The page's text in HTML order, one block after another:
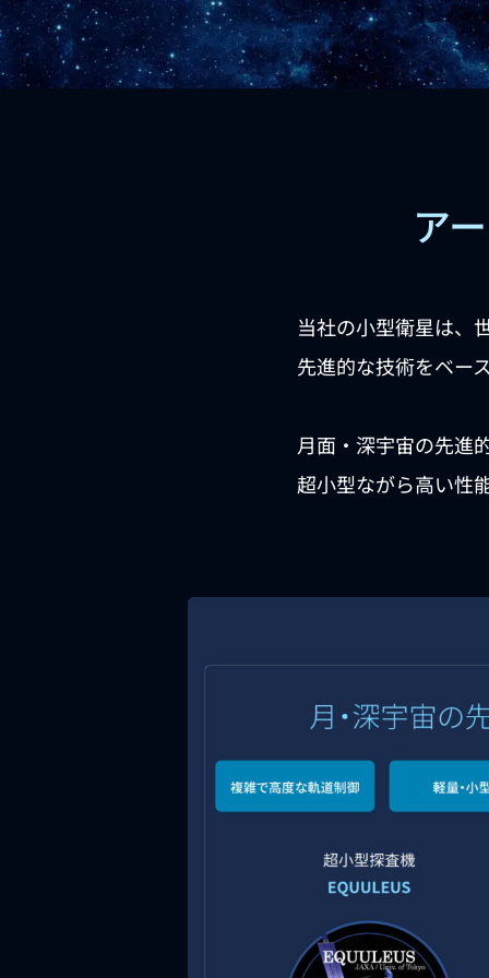
ア
当社の小型衛星は、
先進的な技術をベー
月面・深宇宙の先進
超小型ながら高い性